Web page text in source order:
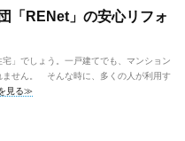
「RENet」の安心リフォ
」でしょう。一戸建てでも、マンション
ません。 そんな時に、多くの人が利用す
見る≫